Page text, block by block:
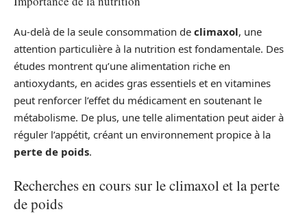
Au-delà de la seule consommation de climaxol, une
attention particulière à la nutrition est fondamentale. Des
études montrent qu’une alimentation riche en
antioxydants, en acides gras essentiels et en vitamines
peut renforcer l’effet du médicament en soutenant le
métabolisme. De plus, une telle alimentation peut aider à
réguler l’appétit, créant un environnement propice à la
perte de poids.
Recherches en cours sur le climaxol et la perte
de poids